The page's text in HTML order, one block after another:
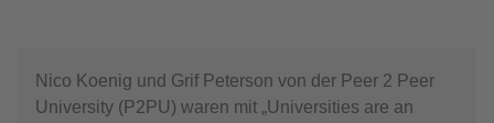
Nico Koenig und Grif Peterson von der Peer 2 Peer
University (P2PU) waren mit „Universities are an